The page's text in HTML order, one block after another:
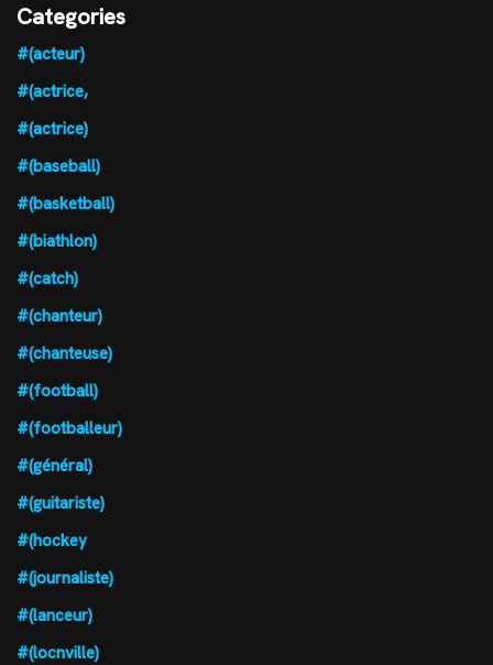
Categories
#(acteur)
#(actrice,
#(actrice)
#(baseball)
#(basketball)
#(biathlon)
#(catch)
#(chanteur)
#(chanteuse)
#(football)
#(footballeur)
#(général)
#(guitariste)
#(hockey
#(journaliste)
#(lanceur)
#(locnville)